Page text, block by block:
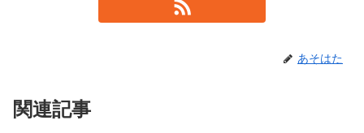
あそはた
関連記事